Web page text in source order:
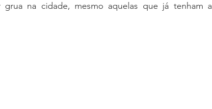
na cidade, mesmo aquelas que já tenham a